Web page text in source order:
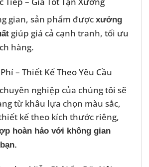
gian, sản phẩm được xưởng
giúp giá cả cạnh tranh, tối ưu
hàng.
– Thiết Kế Theo Yêu Cầu
nghiệp của chúng tôi sẽ
từ khâu lựa chọn màu sắc,
kế theo kích thước riêng,
hoàn hảo với không gian